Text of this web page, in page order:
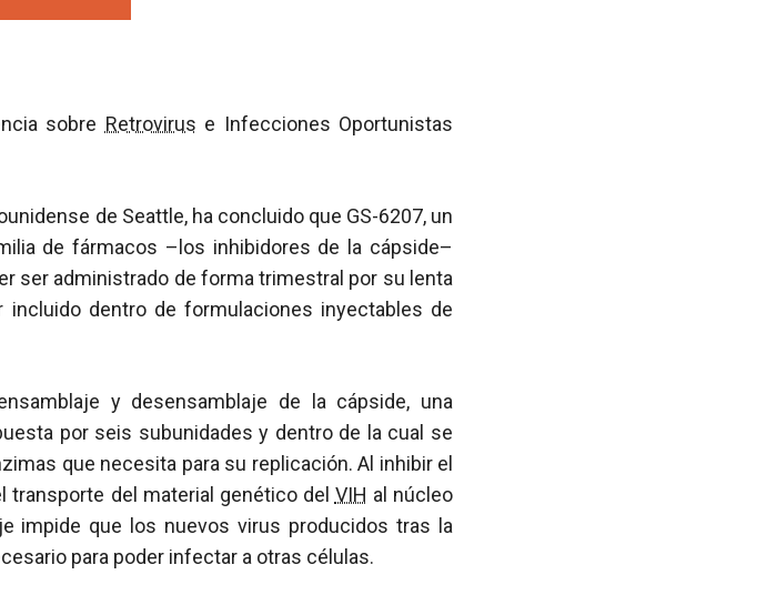
sobre Retrovirus e Infecciones Oportunistas
de Seattle, ha concluido que GS-6207, un
de fármacos –los inhibidores de la cápside–
ser administrado de forma trimestral por su lenta
incluido dentro de formulaciones inyectables de
y desensamblaje de la cápside, una
por seis subunidades y dentro de la cual se
que necesita para su replicación. Al inhibir el
transporte del material genético del VIH al núcleo
impide que los nuevos virus producidos tras la
para poder infectar a otras células.